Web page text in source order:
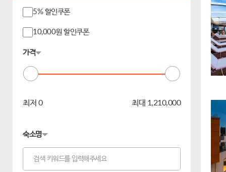
5% 할인쿠폰
10,000원 할인쿠폰
가격
최저 0 최대 1,210,000
숙소명